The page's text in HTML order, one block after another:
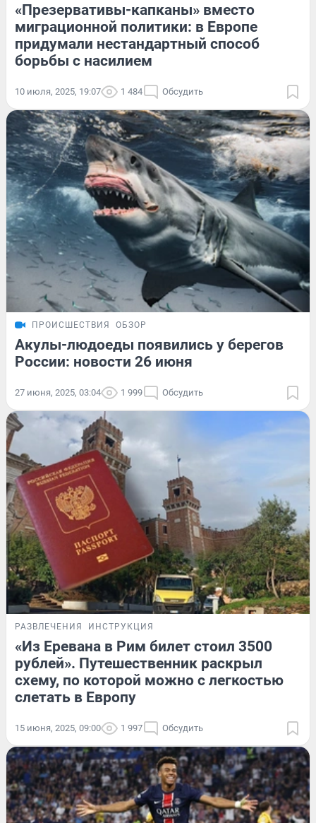
«Презервативы-капканы» вместо
миграционной политики: в Европе
придумали нестандартный способ
борьбы с насилием
10 июля, 2025, 19:07 1 484 Обсудить
ПРОИСШЕСТВИЯ ОБЗОР
Акулы-людоеды появились у берегов
России: новости 26 июня
27 июня, 2025, 03:04 1 999 Обсудить
РАЗВЛЕЧЕНИЯ ИНСТРУКЦИЯ
«Из Еревана в Рим билет стоил 3500
рублей». Путешественник раскрыл
схему, по которой можно с легкостью
слетать в Европу
15 июня, 2025, 09:00 1 997 Обсудить